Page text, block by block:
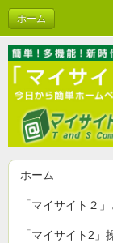
ホーム
ホーム
「マイサイト２
「マイサイト2」